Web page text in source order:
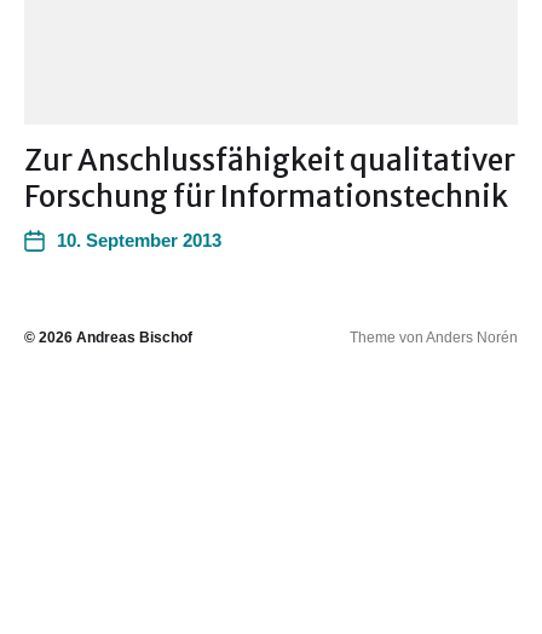
Zur Anschlussfähigkeit qualitativer
Forschung für Informationstechnik
10. September 2013
© 2026 Andreas Bischof Theme von Anders Norén